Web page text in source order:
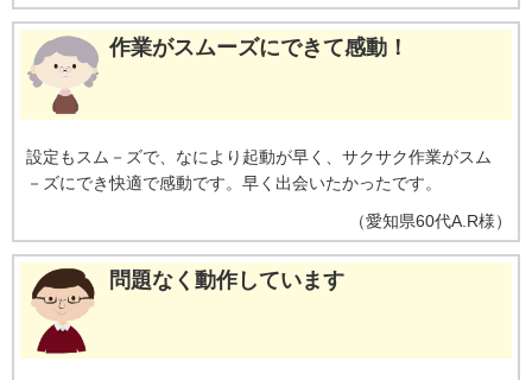
作業がスムーズにできて感動！
設定もスム－ズで、なにより起動が早く、サクサク作業がスム
－ズにでき快適で感動です。早く出会いたかったです。
（愛知県60代A.R様）
問題なく動作しています